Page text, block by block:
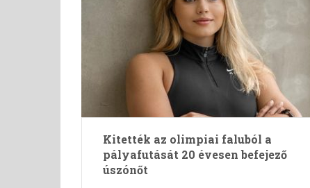
Kitették az olimpiai faluból a
pályafutását 20 évesen befejező
úszónőt